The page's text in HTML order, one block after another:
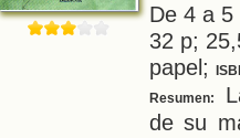
De 4 a
32 p;
papel;
Resumen:
de su